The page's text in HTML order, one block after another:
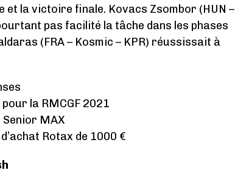
et la victoire finale. Kovacs Zsombor (HUN –
pas facilité la tâche dans les phases
(FRA – Kosmic – KPR) réussissait à
la RMCGF 2021
Senior MAX
Rotax de 1000 €